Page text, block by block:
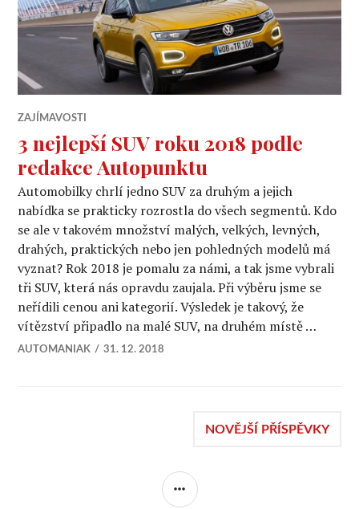
ZAJÍMAVOSTI
3 nejlepší SUV roku 2018 podle
redakce Autopunktu
Automobilky chrlí jedno SUV za druhým a jejich
nabídka se prakticky rozrostla do všech segmentů. Kdo
se ale v takovém množství malých, velkých, levných,
drahých, praktických nebo jen pohledných modelů má
vyznat? Rok 2018 je pomalu za námi, a tak jsme vybrali
tři SUV, která nás opravdu zaujala. Při výběru jsme se
neřídili cenou ani kategorií. Výsledek je takový, že
vítězství připadlo na malé SUV, na druhém místě …
AUTOMANIAK 31. 12. 2018
NOVĚJŠÍ PŘÍSPĚVKY
POSTRANNÍ